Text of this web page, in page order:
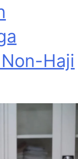
Haji